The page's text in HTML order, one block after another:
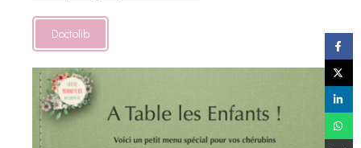
Doctolib